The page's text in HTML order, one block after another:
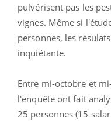
pulvérisent pas les
vignes. Même si
personnes, les
inquiétante.
Entre mi-octobre et
l'enquête ont fait
25 personnes (15